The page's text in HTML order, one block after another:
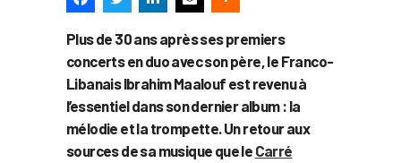
Plus de 30 ans après ses premiers
concerts en duo avec son père, le Franco-
Libanais Ibrahim Maalouf est revenu à
l’essentiel dans son dernier album : la
mélodie et la trompette. Un retour aux
sources de sa musique que le Carré